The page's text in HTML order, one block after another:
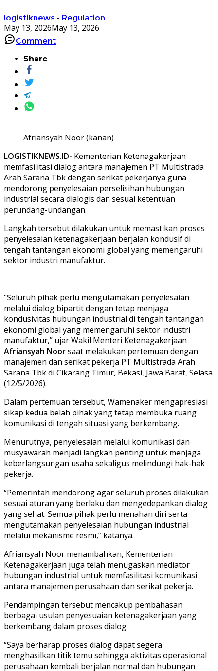
logistiknews - Regulation
May 13, 2026May 13, 2026
Comment
Share
Afriansyah Noor (kanan)
LOGISTIKNEWS.ID- Kementerian Ketenagakerjaan
memfasilitasi dialog antara manajemen PT Multistrada
Arah Sarana Tbk dengan serikat pekerjanya guna
mendorong penyelesaian perselisihan hubungan
industrial secara dialogis dan sesuai ketentuan
perundang-undangan.
Langkah tersebut dilakukan untuk memastikan proses
penyelesaian ketenagakerjaan berjalan kondusif di
tengah tantangan ekonomi global yang memengaruhi
sektor industri manufaktur.
“Seluruh pihak perlu mengutamakan penyelesaian
melalui dialog bipartit dengan tetap menjaga
kondusivitas hubungan industrial di tengah tantangan
ekonomi global yang memengaruhi sektor industri
manufaktur,” ujar Wakil Menteri Ketenagakerjaan
Afriansyah Noorsaat melakukan pertemuan dengan
manajemen dan serikat pekerja PT Multistrada Arah
Sarana Tbk di Cikarang Timur, Bekasi, Jawa Barat, Selasa
(12/5/2026).
Dalam pertemuan tersebut, Wamenaker mengapresiasi
sikap kedua belah pihak yang tetap membuka ruang
komunikasi di tengah situasi yang berkembang.
Menurutnya, penyelesaian melalui komunikasi dan
musyawarah menjadi langkah penting untuk menjaga
keberlangsungan usaha sekaligus melindungi hak-hak
pekerja.
“Pemerintah mendorong agar seluruh proses dilakukan
sesuai aturan yang berlaku dan mengedepankan dialog
yang sehat. Semua pihak perlu menahan diri serta
mengutamakan penyelesaian hubungan industrial
melalui mekanisme resmi,” katanya.
Afriansyah Noor menambahkan, Kementerian
Ketenagakerjaan juga telah menugaskan mediator
hubungan industrial untuk memfasilitasi komunikasi
antara manajemen perusahaan dan serikat pekerja.
Pendampingan tersebut mencakup pembahasan
berbagai usulan penyesuaian ketenagakerjaan yang
berkembang dalam proses dialog.
“Saya berharap proses dialog dapat segera
menghasilkan titik temu sehingga aktivitas operasional
perusahaan kembali berjalan normal dan hubungan